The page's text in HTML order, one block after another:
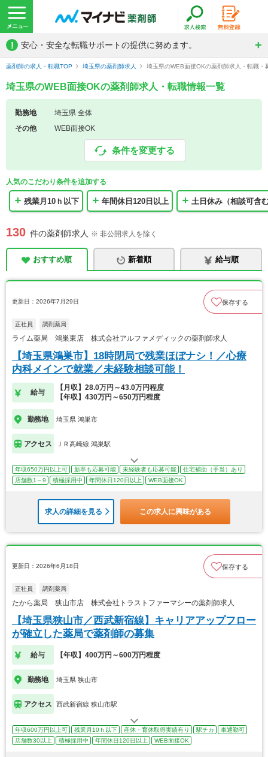
! 安心・安全な転職サポートの提供に努めます。
薬剤師の求人・転職TOP 埼玉県の薬剤師求人 埼玉県のWEB面接OKの薬剤師求人・転職・
埼玉県のWEB面接OKの薬剤師求人・転職情報一覧
勤務地
埼玉県 全体
その他
WEB面接OK
条件を変更する
人気のこだわり条件を追加する
残業月10ｈ以下 年間休日120日以上 土日休み（相談可含
130 件の薬剤師求人 ※ 非公開求人を除く
おすすめ順 新着順 給与順
更新日：2026年7月29日 保存する
正社員 調剤薬局
ライム薬局 鴻巣東店 株式会社アルファメディックの薬剤師求人
【埼玉県鴻巣市】18時閉局で残業ほぼナシ！／心療
内科メインで就業／未経験相談可能！
給与
【月収】28.0万円～43.0万円程度
【年収】430万円～650万円程度
勤務地 埼玉県 鴻巣市
アクセス ＪＲ高崎線 鴻巣駅
年収650万円以上可 新卒も応募可能 未経験者も応募可能
住宅補助（手当）あり
店舗数1～9
積極採用中 年間休日120日以上 WEB面接OK
求人の詳細を見る この求人に興味がある
更新日：2026年6月18日 保存する
正社員 調剤薬局
たから薬局 狭山市店 株式会社トラストファーマシーの薬剤師求人
【埼玉県狭山市／西武新宿線】キャリアアップフロー
が確立した薬局で薬剤師の募集
給与 【年収】400万円～600万円程度
勤務地 埼玉県 狭山市
アクセス 西武新宿線 狭山市駅
年収600万円以上可 残業月10ｈ以下 産休・育休取得実績有り 駅チカ
車通勤可
店舗数30以上
積極採用中 年間休日120日以上 WEB面接OK